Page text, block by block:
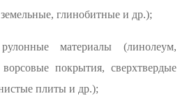
глинобитные и др.);
материалы (линолеум,
ворсовые покрытия, сверхтвердые
плиты и др.);